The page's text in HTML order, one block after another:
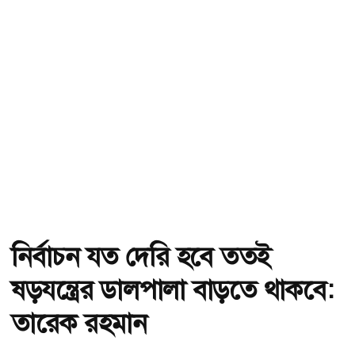
নির্বাচন যত দেরি হবে ততই
ষড়যন্ত্রের ডালপালা বাড়তে থাকবে:
তারেক রহমান